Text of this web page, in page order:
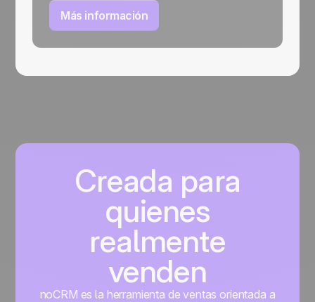
Más información
Creada para
quienes
realmente
venden
noCRM es la herramienta de ventas orientada a